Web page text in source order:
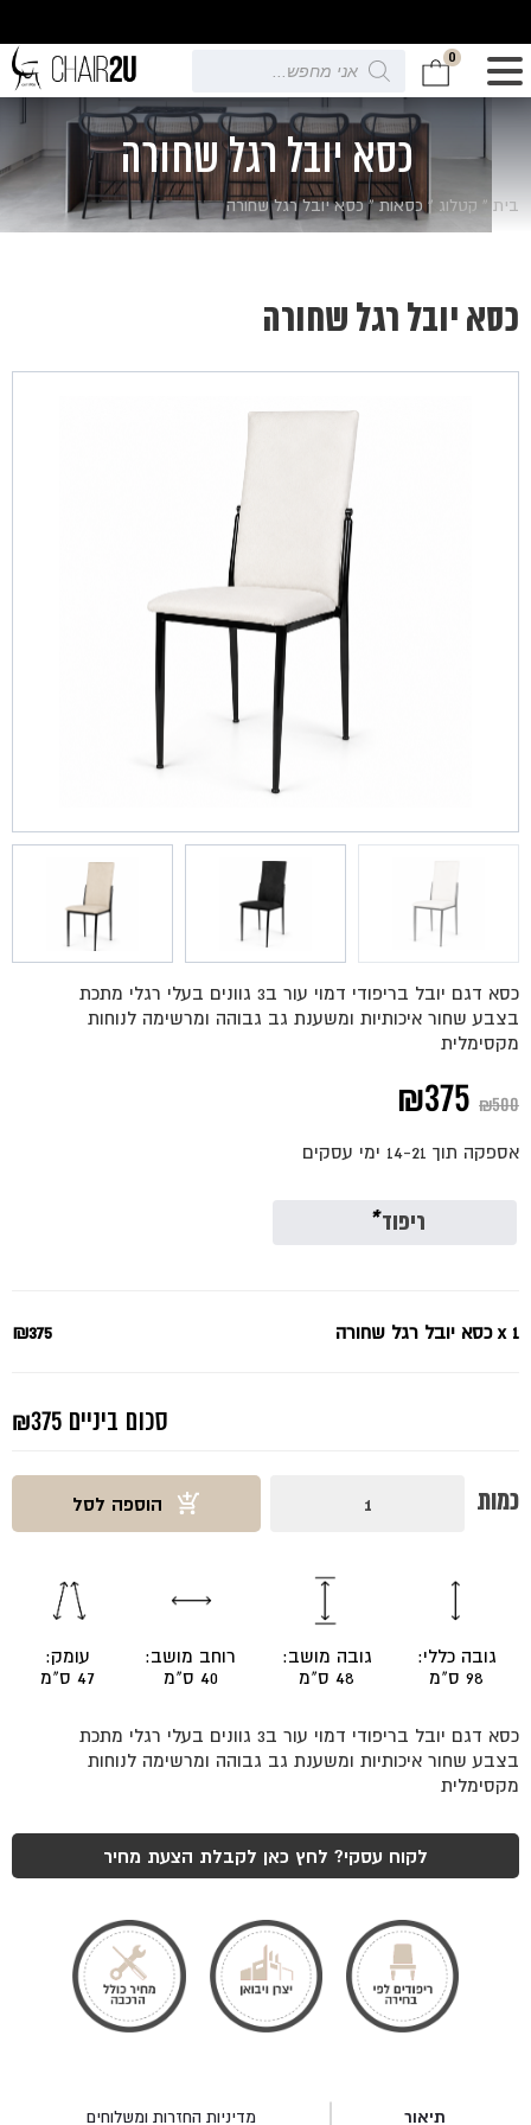
0
Products
search
כסא יובל רגל שחורה
בית » קטלוג » כסאות»כסא יובל רגל שחורה
כסא דגם יובל בריפודי דמוי עור ב3 גוונים בעלי רגלי מתכת
בצבע שחור איכותיות ומשענת גב גבוהה ומרשימה לנוחות
מקסימלית
₪500
המחיר
המקורי
₪500.
₪375
הנוכחי
₪375.
אספקה תוך 14-21 ימי עסקים
ריפוד*
x 1כסא יובל רגל שחורה ₪375
סכום ביניים ₪375
כמות
שחורה
הוספה לסל
גובה כללי:
98 ס"מ
גובה מושב:
48 ס"מ
רוחב מושב:
40 ס"מ
עומק:
47 ס"מ
כסא דגם יובל בריפודי דמוי עור ב3 גוונים בעלי רגלי מתכת
בצבע שחור איכותיות ומשענת גב גבוהה ומרשימה לנוחות
מקסימלית
לקוח עסקי? לחץ כאן לקבלת הצעת מחיר
תיאור מדיניות החזרות ומשלוחים
כסא יובל רגל שחורה